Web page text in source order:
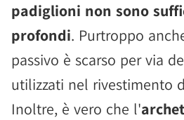
padiglioni non sono
profondi. Purtroppo
passivo è scarso per via
utilizzati nel rivestimento
Inoltre, è vero che l'